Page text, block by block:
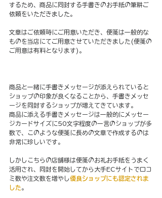
するため、商品に同封する手書きのお手紙の筆耕ご
依頼をいただきました。
文章はご依頼時にご用意いただき、便箋は一般的な
ものを当店にてご用意させていただきました(便箋の
ご用意は有料となります)。
商品と一緒に手書きメッセージが添えられていると
ショップの印象が良くなることから、手書きメッセ
ージを同封するショップが増えてきています。
商品に添える手書きメッセージは一般的にメッセー
ジカードサイズに50文字程度の一言のショップが多
数で、このような便箋に長めの文章で作成するのは
非常に珍しいです。
しかしこちらの店舗様は便箋のお礼お手紙をうまく
活用され、同封を開始してから大手ECサイトで口コ
ミ数や注文数を増やし優良ショップにも認定されま
した。